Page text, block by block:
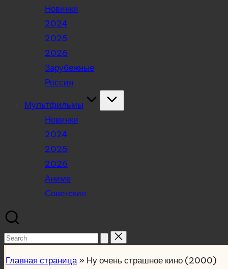
Новинки
2024
2025
2026
Зарубежные
Россия
Мультфильмы
Новинки
2024
2025
2026
Аниме
Советские
Search
Главная страница» Ну очень страшное кино (2000)